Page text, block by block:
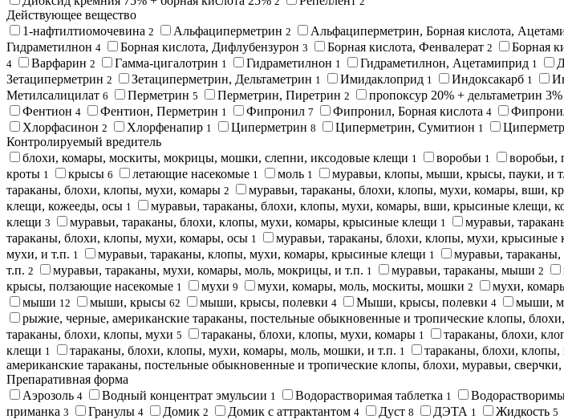
Действующее вещество
1-нафтилтиомочевина 2 Альфациперметрин 2 Альфациперметрин, Борная кислота,
Гидраметилнон 4 Борная кислота, Дифлубензурон 3 Борная кислота, Фенвалерат 2 Борная
4 Варфарин 2 Гамма-цигалотрин 1 Гидраметилнон 1 Гидраметилнон, Ацетамиприд 1
Зетациперметрин 2 Зетациперметрин, Дельтаметрин 1 Имидаклоприд 1 Индоксакарб 1
Метилсалицилат 6 Перметрин 5 Перметрин, Пиретрин 2 пропоксур 20% + дельтаметрин 3%
Фентион 4 Фентион, Перметрин 1 Фипронил 7 Фипронил, Борная кислота 4
Хлорфасинон 2 Хлорфенапир 1 Циперметрин 8 Циперметрин, Сумитион 1
Контролируемый вредитель
блохи, комары, москиты, мокрицы, мошки, слепни, иксодовые клещи 1 воробьи 1 воробьи,
кроты 1 крысы 6 летающие насекомые 1 моль 1 муравьи, клопы, мыши, крысы, пауки, и
тараканы, блохи, клопы, мухи, комары 2 муравьи, тараканы, блохи, клопы, мухи, комары, вши,
клещи, кожееды, осы 1 муравьи, тараканы, блохи, клопы, мухи, комары, вши, крысиные клещи,
клещи 3 муравьи, тараканы, блохи, клопы, мухи, комары, крысиные клещи 1 муравьи,
тараканы, блохи, клопы, мухи, комары, осы 1 муравьи, тараканы, блохи, клопы, мухи, крысиные
мухи, и т.п. 1 муравьи, тараканы, клопы, мухи, комары, крысиные клещи 1 муравьи,
т.п. 2 муравьи, тараканы, мухи, комары, моль, мокрицы, и т.п. 1 муравьи, тараканы, мыши 2
крысы, ползающие насекомые 1 мухи 9 мухи, комары, моль, москиты, мошки 2 мухи,
мыши 12 мыши, крысы 62 мыши, крысы, полевки 4 Мыши, крысы, полевки 4 мыши,
рыжие, черные, американские тараканы, постельные обыкновенные и тропические клопы,
тараканы, блохи, клопы, мухи 5 тараканы, блохи, клопы, мухи, комары 1 тараканы, блохи,
клещи 1 тараканы, блохи, клопы, мухи, комары, моль, мошки, и т.п. 1 тараканы, блохи,
американские тараканы, постельные обыкновенные и тропические клопы, блохи, муравьи,
Препаративная форма
Аэрозоль 4 Водный концентрат эмульсии 1 Водорастворимая таблетка 1
приманка 3 Гранулы 4 Домик 2 Домик с аттрактантом 4 Дуст 8 ДЭТА 1 Жидкость 5